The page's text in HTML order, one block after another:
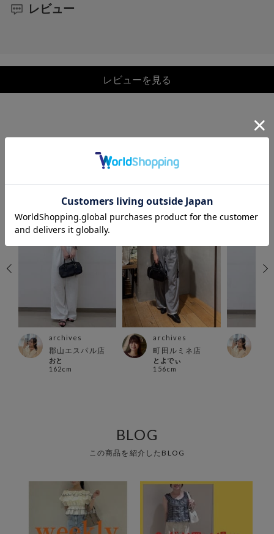
レビュー
レビューを見る
COORDINATE
この商品を使ったCOORDINATE
archives
郡山エスパル店
おと
162cm
archives
町田ルミネ店
とよでぃ
156cm
BLOG
この商品を紹介したBLOG